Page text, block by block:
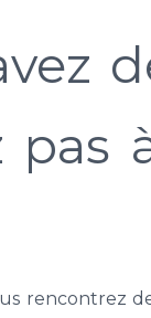
rencontrez